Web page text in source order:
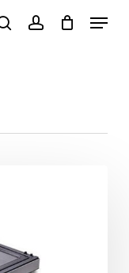
search
Menu